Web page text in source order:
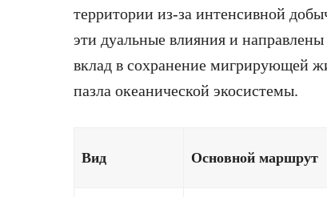
территории из-за интенсивной
эти дуальные влияния и
вклад в сохранение мигрирующей
пазла океанической экосистемы.
Вид Основной маршрут